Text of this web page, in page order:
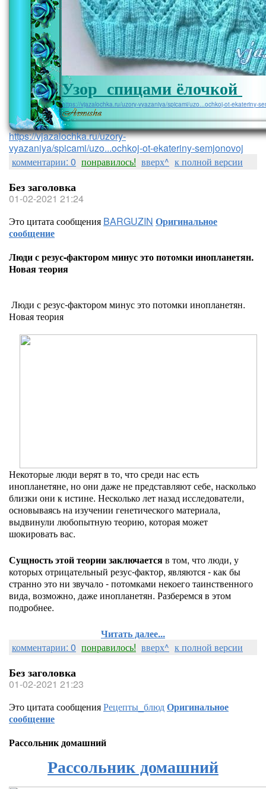
Узор спицами ёлочкой
https://vjazalochka.ru/uzory-vyazaniya/spicami/uzo...ochkoj-ot-ekateriny-
https://vjazalochka.ru/uzory-
vyazaniya/spicami/uzo...ochkoj-ot-ekateriny-semjonovoj
комментарии: 0 понравилось! вверх^ к полной версии
Без заголовка
01-02-2021 21:24
Это цитата сообщения BARGUZIN Оригинальное
сообщение
Люди с резус-фактором минус это потомки инопланетян.
Новая теория
Люди с резус-фактором минус это потомки инопланетян.
Новая теория
Некоторые люди верят в то, что среди нас есть
инопланетяне, но они даже не представляют себе, насколько
близки они к истине. Несколько лет назад исследователи,
основываясь на изучении генетического материала,
выдвинули любопытную теорию, которая может
шокировать вас.
Сущность этой теории заключаетсяв том, что люди, у
которых отрицательный резус-фактор, являются - как бы
странно это ни звучало - потомками некоего таинственного
вида, возможно, даже инопланетян. Разберемся в этом
подробнее.
Читать далее...
комментарии: 0 понравилось! вверх^ к полной версии
Без заголовка
01-02-2021 21:23
Это цитата сообщенияРецепты_блюдОригинальное
сообщение
Рассольник домашний
Рассольник домашний